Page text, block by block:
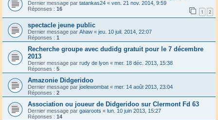
Dernier message par tatankas24 « ven. 21 nov. 2014, 9:59
Réponses : 16 1 2
spectacle jeune public
Dernier message par Ahaw « jeu. 10 juil. 2014, 22:07
Réponses : 1
Recherche groupe avec dudidg gratuit pour le 7 décembre
2013
Dernier message par rudy de lyon « mer. 18 déc. 2013, 15:38
Réponses : 5
Amazonie Didgeridoo
Dernier message par joelewombat « mer. 14 août 2013, 23:04
Réponses : 2
Association ou joueur de Didgeridoo sur Clermont Fd 63
Dernier message par gaiaroots « lun. 10 juin 2013, 15:27
Réponses : 14